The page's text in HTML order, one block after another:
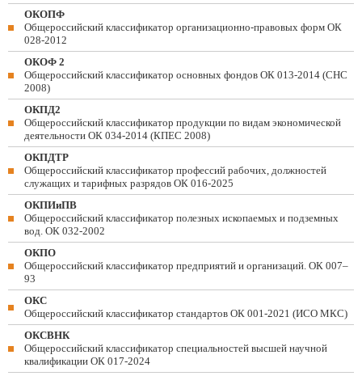
ОКОПФ
Общероссийский классификатор организационно-правовых форм ОК
028-2012
ОКОФ 2
Общероссийский классификатор основных фондов ОК 013-2014 (СНС
2008)
ОКПД2
Общероссийский классификатор продукции по видам экономической
деятельности ОК 034-2014 (КПЕС 2008)
ОКПДТР
Общероссийский классификатор профессий рабочих, должностей
служащих и тарифных разрядов ОК 016-2025
ОКПИиПВ
Общероссийский классификатор полезных ископаемых и подземных
вод. ОК 032-2002
ОКПО
Общероссийский классификатор предприятий и организаций. ОК 007–
93
ОКС
Общероссийский классификатор стандартов ОК 001-2021 (ИСО МКС)
ОКСВНК
Общероссийский классификатор специальностей высшей научной
квалификации ОК 017-2024